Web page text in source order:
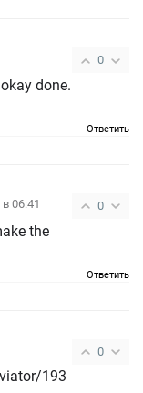
0
done.
Ответить
0
в 06:41
the
Ответить
0
193